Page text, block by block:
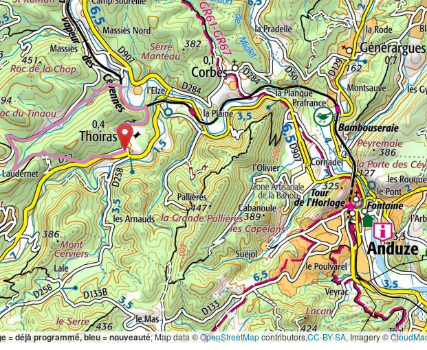
= déjà programmé, bleu = nouveauté; Map data ©OpenStreetMapcontributors,CC-BY-SA, Imagery ©